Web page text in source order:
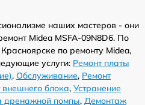
наших мастеров - они
Midea MSFA-09N8D6. По
по ремонту Midea,
услуги: Ремонт платы
, Обслуживание, Ремонт
внешнего блока, Устранение
дренажной помпы, Демонтаж